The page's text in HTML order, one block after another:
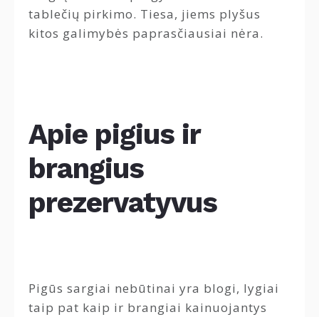
tablečių pirkimo. Tiesa, jiems plyšus
kitos galimybės paprasčiausiai nėra.
Apie pigius ir
brangius
prezervatyvus
Pigūs sargiai nebūtinai yra blogi, lygiai
taip pat kaip ir brangiai kainuojantys